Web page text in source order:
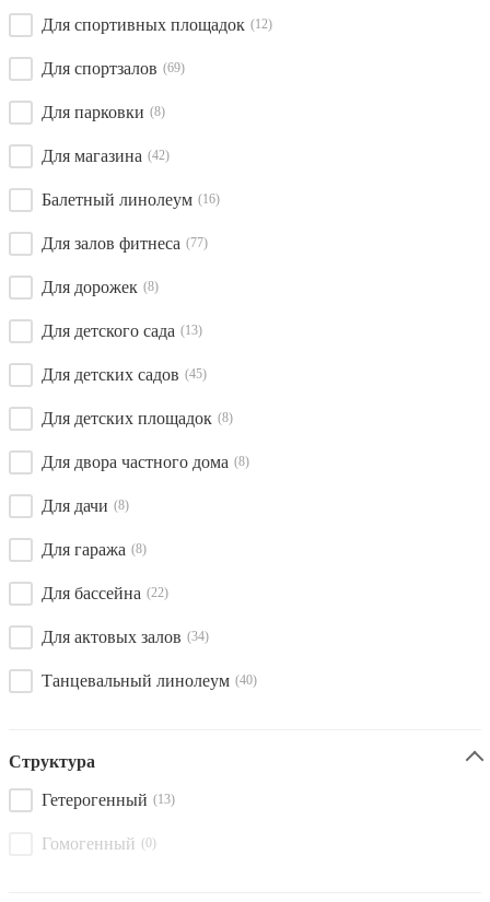
Для спортивных площадок (12)
Для спортзалов (69)
Для парковки (8)
Для магазина (42)
Балетный линолеум (16)
Для залов фитнеса (77)
Для дорожек (8)
Для детского сада (13)
Для детских садов (45)
Для детских площадок (8)
Для двора частного дома (8)
Для дачи (8)
Для гаража (8)
Для бассейна (22)
Для актовых залов (34)
Танцевальный линолеум (40)
Структура
Гетерогенный (13)
Гомогенный (0)